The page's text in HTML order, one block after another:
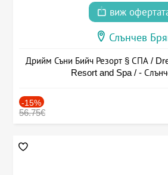
виж
Слънчев
Дрийм Съни Бийч Резорт § СПА /
Resort and Spa / -
-15%
56.75€